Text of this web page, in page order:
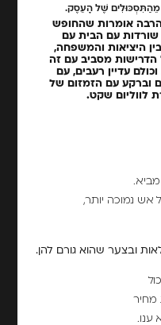
שֶׁל הָעֵסֶק.
אומרות שהחופש
שורדות עם הבית עם
היציאות והמשפחה,
הדרישות מסביב עם זה
עדיין רעבים, עם
וברקע עם הזמזום של
לווליום שקט.
מביא.
אש נמוכה יותר,
ובצער שהוא גורם להן.
ענו.